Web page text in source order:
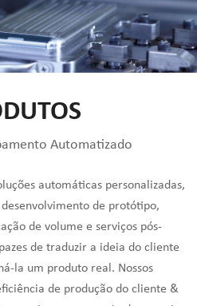
Automatizado
automáticas personalizadas,
de protótipo,
de volume e serviços pós-
de traduzir a ideia do cliente
la um produto real. Nossos
de produção do cliente &